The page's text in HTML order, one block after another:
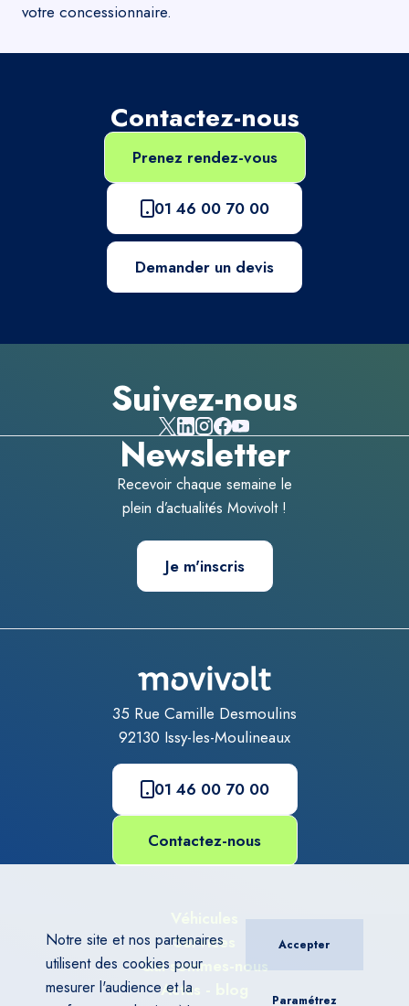
votre concessionnaire.
Contactez-nous
Prenez rendez-vous
01 46 00 70 00
Demander un devis
Suivez-nous
Newsletter
Recevoir chaque semaine le
plein d’actualités Movivolt !
Je m'inscris
35 Rue Camille Desmoulins
92130 Issy-les-Moulineaux
01 46 00 70 00
Contactez-nous
Services
Qui sommes-nous
Actus - blog
Notre site et nos partenaires
utilisent des cookies pour
mesurer l'audience et la
Accepter
Paramétrez